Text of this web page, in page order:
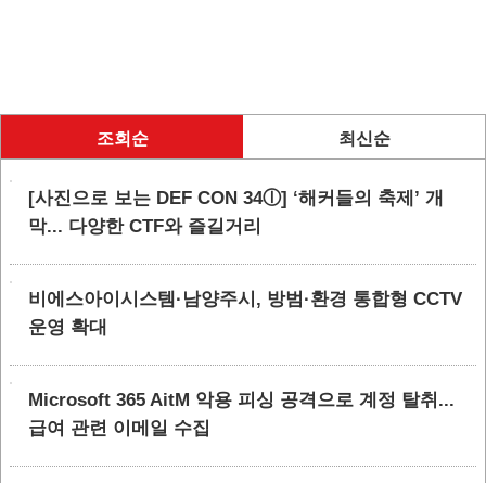
조회순 최신순
[사진으로 보는 DEF CON 34ⓛ] ‘해커들의 축제’ 개
막... 다양한 CTF와 즐길거리
비에스아이시스템·남양주시, 방범·환경 통합형 CCTV
운영 확대
Microsoft 365 AitM 악용 피싱 공격으로 계정 탈취...
급여 관련 이메일 수집